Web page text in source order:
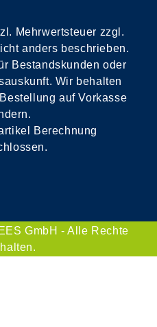
Mehrwertsteuer zzgl.
anders beschrieben.
Bestandskunden oder
Wir behalten
auf Vorkasse
Berechnung
GmbH - Alle Rechte